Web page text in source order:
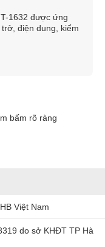
1632 được ứng
điện dung, kiểm
bấm rõ ràng
Việt Nam
do sở KHĐT TP Hà